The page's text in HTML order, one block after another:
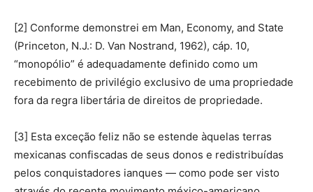
[2] Conforme demonstrei em Man, Economy, and State
(Princeton, N.J.: D. Van Nostrand, 1962), cáp. 10,
“monopólio” é adequadamente definido como um
recebimento de privilégio exclusivo de uma propriedade
fora da regra libertária de direitos de propriedade.
[3] Esta exceção feliz não se estende àquelas terras
mexicanas confiscadas de seus donos e redistribuídas
pelos conquistadores ianques — como pode ser visto